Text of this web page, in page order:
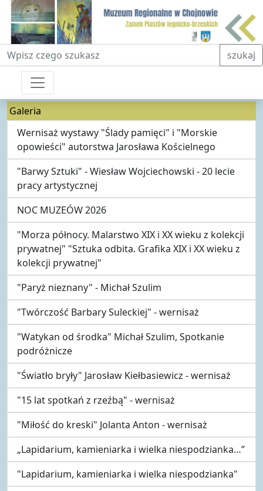
Fraza do wyszukiwania szukaj
Galeria
Wernisaż wystawy "Ślady pamięci" i "Morskie
opowieści" autorstwa Jarosława Kościelnego
"Barwy Sztuki" - Wiesław Wojciechowski - 20 lecie
pracy artystycznej
NOC MUZEÓW 2026
"Morza północy. Malarstwo XIX i XX wieku z kolekcji
prywatnej" "Sztuka odbita. Grafika XIX i XX wieku z
kolekcji prywatnej"
"Paryż nieznany" - Michał Szulim
"Twórczość Barbary Suleckiej" - wernisaż
"Watykan od środka" Michał Szulim, Spotkanie
podróżnicze
"Światło bryły" Jarosław Kiełbasiewicz - wernisaż
"15 lat spotkań z rzeźbą" - wernisaż
"Miłość do kreski" Jolanta Anton - wernisaż
„Lapidarium, kamieniarka i wielka niespodzianka…”
"Lapidarium, kamieniarka i wielka niespodzianka"